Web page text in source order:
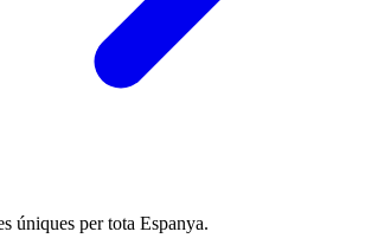
úniques per tota Espanya.